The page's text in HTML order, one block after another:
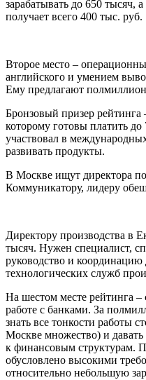
зарабатывать до 650 тысяч,
получает всего 400 тыс. руб.
Второе место –
английского и умением
Ему предлагают
Бронзовый призер рейтинга
которому готовы платить
участвовал в
развивать продукты.
В Москве ищут директора
Коммуникатору, лидеру
Директору производства в
тысяч. Нужен специалист,
руководство и координацию
технологических служб
На шестом месте рейтинга –
работе с банками. За
знать все тонкости работы
Москве множество) и
к финансовым структурам.
обусловлено высокими
относительно небольшую